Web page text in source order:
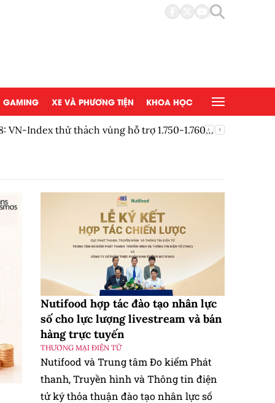
GAMING XE VÀ PHƯƠNG TIỆN KHOA HỌC
Index thử thách vùng hỗ trợ 1.750-1.760
Nutifood hợp tác đào tạo nhân lực
số cho lực lượng livestream và bán
hàng trực tuyến
THƯƠNG MẠI ĐIỆN TỬ
Nutifood và Trung tâm Đo kiểm Phát
thanh, Truyền hình và Thông tin điện
tử ký thỏa thuận đào tạo nhân lực số